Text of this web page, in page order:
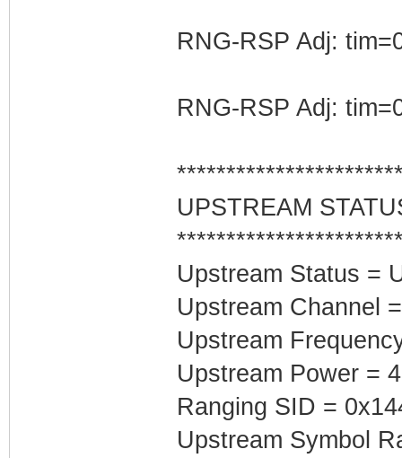
RNG-RSP Adj:
RNG-RSP Adj:
UPSTREAM
Upstream Status =
Upstream Channel
Upstream
Upstream Power =
Ranging SID =
Upstream Symbol